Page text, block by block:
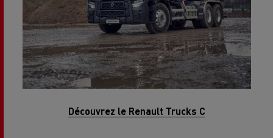
Découvrez le Renault Trucks C